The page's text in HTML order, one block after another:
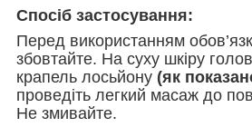
Спосіб застосування:
Перед використанням
збовтайте. На суху шкіру
крапель лосьйону (як
проведіть легкий масаж до
Не змивайте.